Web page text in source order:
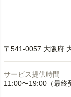
〒541-0057 大阪府
サービス提供時間
11:00〜19:00（最終